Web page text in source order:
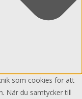
som cookies för att
När du samtycker till